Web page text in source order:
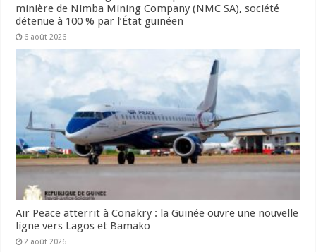
minière de Nimba Mining Company (NMC SA), société
détenue à 100 % par l’État guinéen
6 août 2026
Air Peace atterrit à Conakry : la Guinée ouvre une nouvelle
ligne vers Lagos et Bamako
2 août 2026